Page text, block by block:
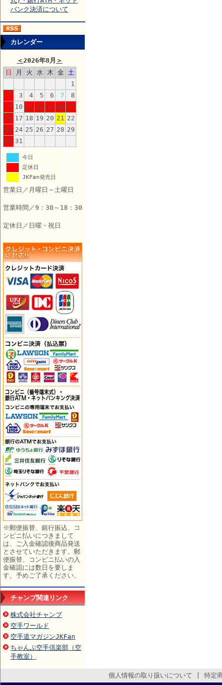
バンク決済について
カレンダー
＜ 2026年8月 ＞
日
月 火 水 木 金
土
1
2
3 4 5 6 7
8
9 10 11 12 13 14 15
16 17 18 19 20 21 22
23 24 25 26 27 28 29
30 31
今日
定休日
JKFan発売日
営業日／月曜日～土曜日
営業時間／9：30～18：30
定休日／日曜・祝日
※郵便振替、銀行振込、コ
ンビニ払いにつきまして
は、ご入金確認後商品発送
とさせていただきます。郵
便振替、コンビニ払いの入
金確認には数日を要しま
す。予めご了承ください。
チャンプ関連リンク
株式会社チャンプ
空手ワールド
空手道マガジンJKFan
ちゃんぷ空手倶楽部（空
手教室）
個人情報の取り扱いについて
特定